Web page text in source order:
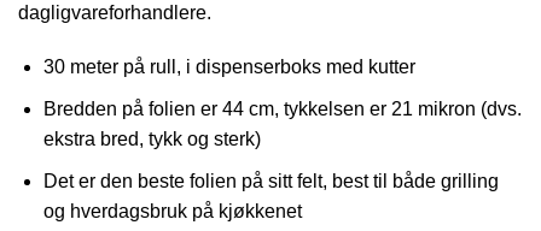
dagligvareforhandlere.
30 meter på rull, i dispenserboks med kutter
Bredden på folien er 44 cm, tykkelsen er 21 mikron (dvs.
ekstra bred, tykk og sterk)
Det er den beste folien på sitt felt, best til både grilling
og hverdagsbruk på kjøkkenet